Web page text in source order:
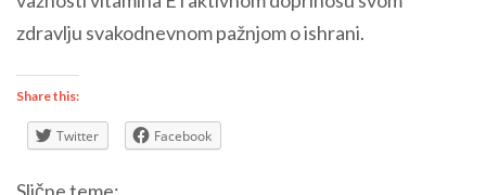
zdravlju svakodnevnom pažnjom o ishrani.
Share this:
Twitter Facebook